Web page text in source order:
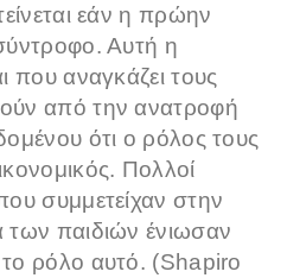
εάν η πρώην
Αυτή η
που αναγκάζει τους
από την ανατροφή
ότι ο ρόλος τους
Πολλοί
συμμετείχαν στην
των παιδιών ένιωσαν
ρόλο αυτό. (Shapiro